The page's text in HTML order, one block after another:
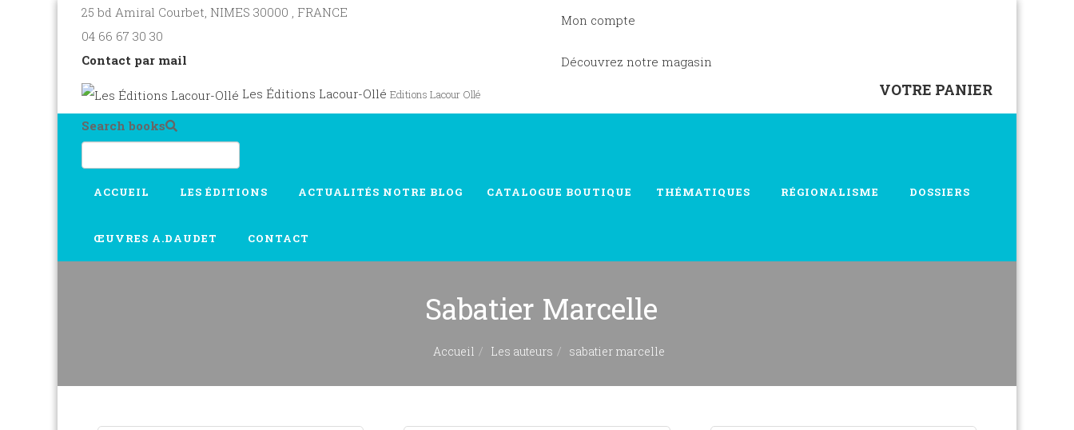
25 bd Amiral Courbet, NIMES 30000 , FRANCE
04 66 67 30 30
Contact par mail
Mon compte
Découvrez notre magasin
Les Éditions Lacour-Ollé Editions Lacour Ollé VOTRE PANIER
Search books
ACCUEIL LES ÉDITIONS ACTUALITÉS NOTRE BLOG CATALOGUE BOUTIQUE THÉMATIQUES RÉGIONALISME DOSSIERS
ŒUVRES A.DAUDET CONTACT
Sabatier Marcelle
Accueil Les auteurs sabatier marcelle